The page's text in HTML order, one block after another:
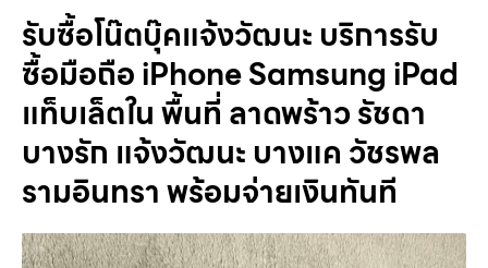
รับซื้อโน๊ตบุ๊คแจ้งวัฒนะ บริการรับ
ซื้อมือถือ iPhone Samsung iPad
แท็บเล็ตใน พื้นที่ ลาดพร้าว รัชดา
บางรัก แจ้งวัฒนะ บางแค วัชรพล
รามอินทรา พร้อมจ่ายเงินทันที